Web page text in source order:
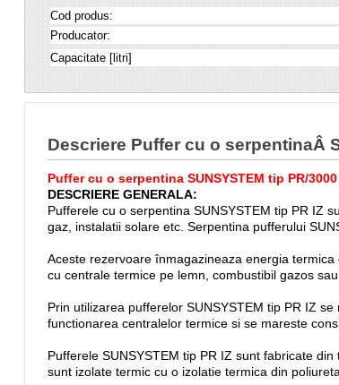
Cod produs:
Producator:
Capacitate [litri]
Descriere Puffer cu o serpentinaÂ
Puffer cu o serpentina SUNSYSTEM tip PR/3000
DESCRIERE GENERALA:
Pufferele cu o serpentina SUNSYSTEM tip PR IZ
gaz, instalatii solare etc. Serpentina pufferului
Aceste rezervoare înmagazineaza energia
cu centrale termice pe lemn, combustibil gazos
Prin utilizarea pufferelor SUNSYSTEM tip PR IZ
functionarea centralelor termice si se mareste
Pufferele SUNSYSTEM tip PR IZ sunt fabricate
sunt izolate termic cu o izolatie termica din